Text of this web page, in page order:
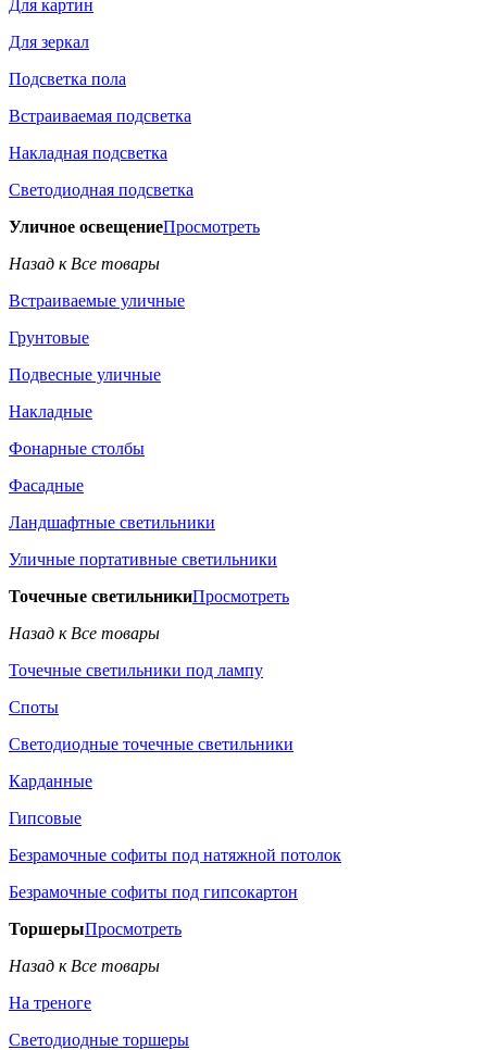
Для картин
Для зеркал
Подсветка пола
Встраиваемая подсветка
Накладная подсветка
Светодиодная подсветка
Уличное освещениеПросмотреть
Назад к Все товары
Встраиваемые уличные
Грунтовые
Подвесные уличные
Накладные
Фонарные столбы
Фасадные
Ландшафтные светильники
Уличные портативные светильники
Точечные светильникиПросмотреть
Назад к Все товары
Точечные светильники под лампу
Споты
Светодиодные точечные светильники
Карданные
Гипсовые
Безрамочные софиты под натяжной потолок
Безрамочные софиты под гипсокартон
ТоршерыПросмотреть
Назад к Все товары
На треноге
Светодиодные торшеры